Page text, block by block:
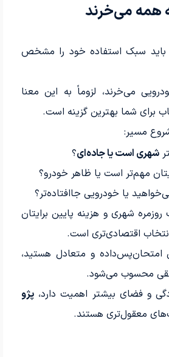
همه می‌خرند
باید سبک استفاده خود را مشخص
می‌خرند، لزوماً به این معنا
برای شما بهترین گزینه است.
مسیر:
شهری است یا جاده‌ای؟
مهم‌تر است یا ظاهر خودرو؟
یا خودرویی جاافتاده‌تر؟
شهری و هزینه پایین برایتان
اقتصادی‌تری است.
امتحان‌پس‌داده و متعادل هستید،
محسوب می‌شود.
و فضای بیشتر اهمیت دارد،پژو
معقول‌تری هستند.